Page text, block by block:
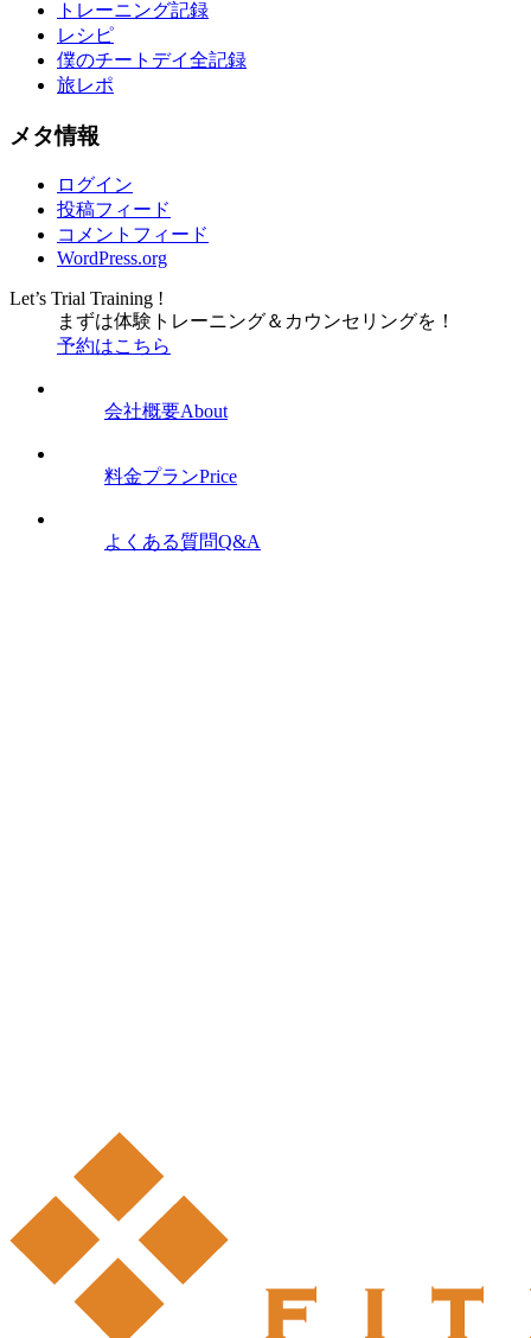
トレーニング記録
レシピ
僕のチートデイ全記録
旅レポ
メタ情報
ログイン
投稿フィード
コメントフィード
WordPress.org
Let’s Trial Training !
まずは体験トレーニング＆ カウンセリングを！
予約はこちら
会社概要About
料金プランPrice
よくある質問Q&A